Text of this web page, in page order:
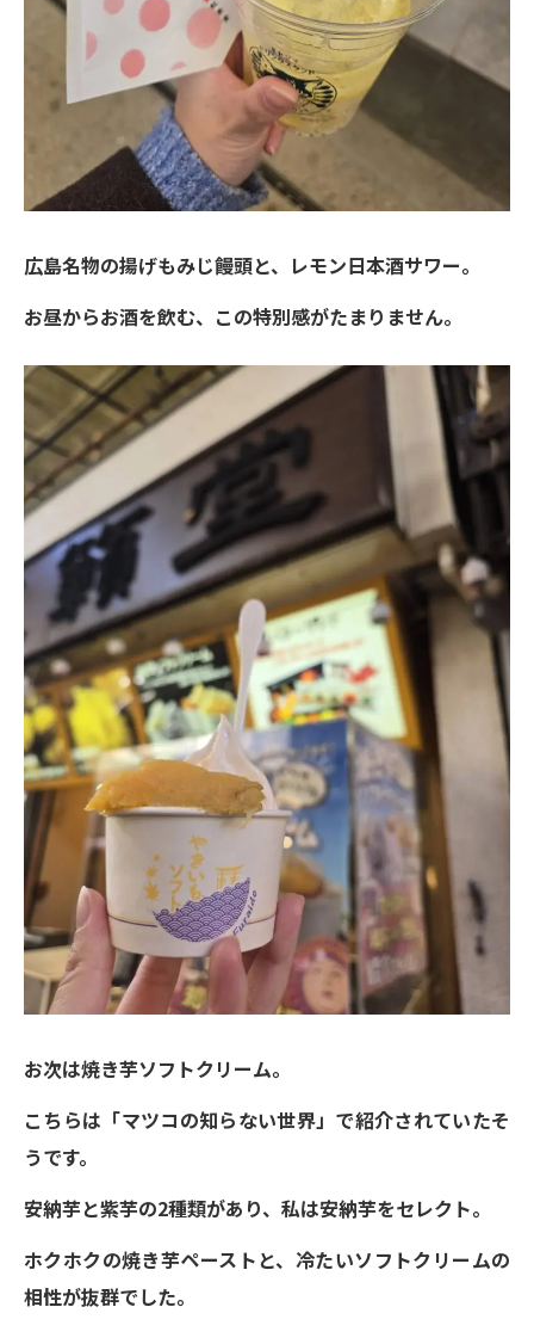
広島名物の揚げもみじ饅頭と、レモン日本酒サワー。
お昼からお酒を飲む、この特別感がたまりません。
お次は焼き芋ソフトクリーム。
こちらは「マツコの知らない世界」で紹介されていたそ
うです。
安納芋と紫芋の2種類があり、私は安納芋をセレクト。
ホクホクの焼き芋ペーストと、冷たいソフトクリームの
相性が抜群でした。